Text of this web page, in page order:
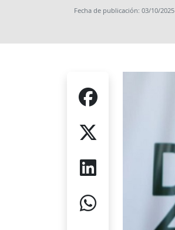
Fecha de publicación: 03/10/2025